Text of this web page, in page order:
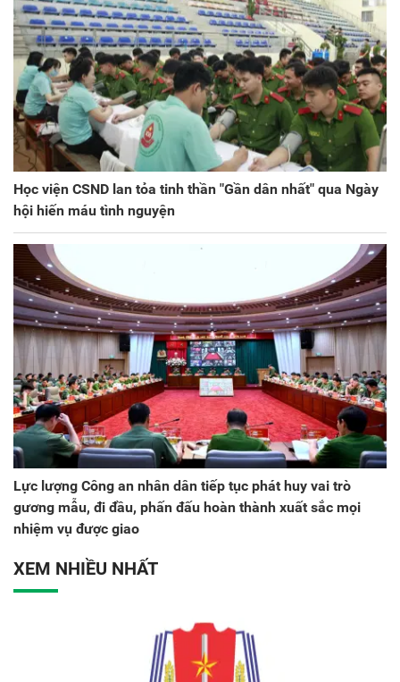
Học viện CSND lan tỏa tinh thần "Gần dân nhất" qua Ngày
hội hiến máu tình nguyện
Lực lượng Công an nhân dân tiếp tục phát huy vai trò
gương mẫu, đi đầu, phấn đấu hoàn thành xuất sắc mọi
nhiệm vụ được giao
XEM NHIỀU NHẤT